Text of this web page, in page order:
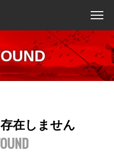
在しません